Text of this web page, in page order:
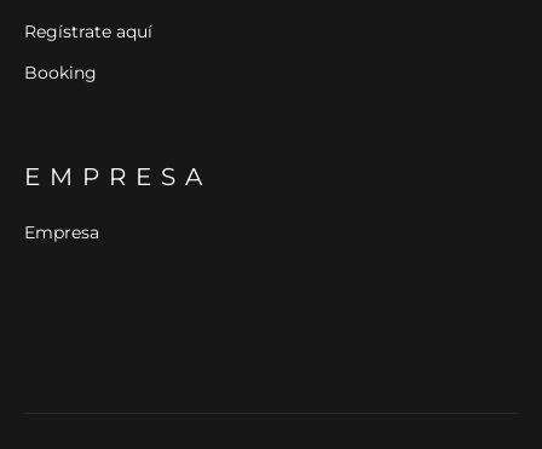
Regístrate aquí
Booking
EMPRESA
Empresa